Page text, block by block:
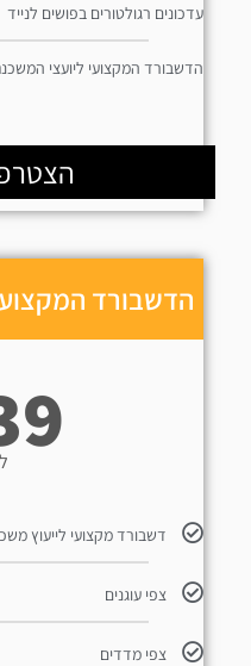
הדשבורד
דשבורד מקצועי לייעוץ
צפי עוגנים
צפי מדדים
עדכונים רגולטורים בפושים לנייד​
הדשבורד המקצועי ליועצי